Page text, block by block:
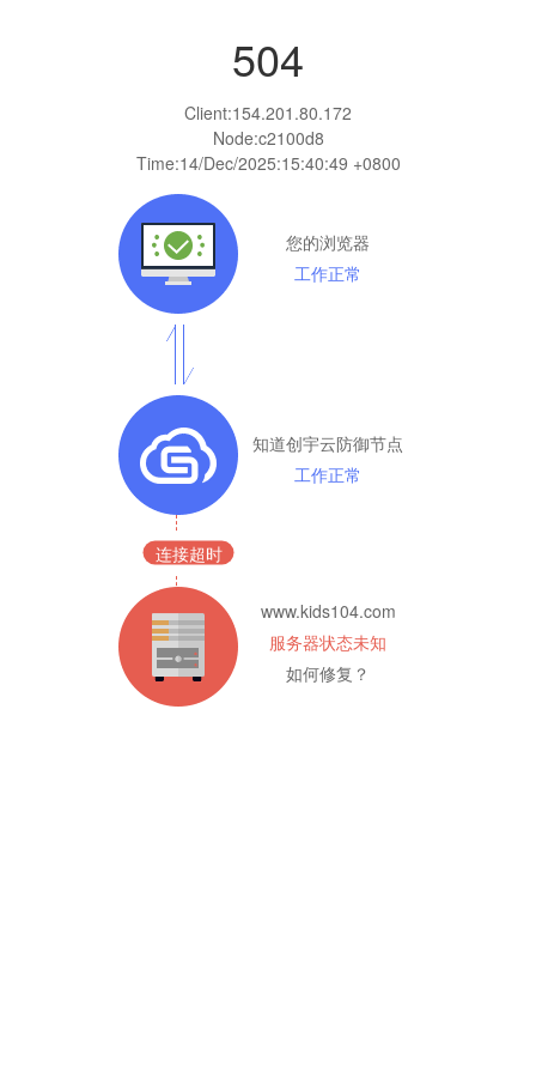
504
Client:154.201.80.172
Node:c2100d8
Time:14/Dec/2025:15:40:49 +0800
您的浏览器
工作正常
知道创宇云防御节点
工作正常
连接超时
www.kids104.com
服务器状态未知
如何修复？